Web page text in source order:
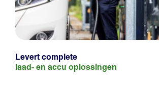
Levert complete
laad- en accu oplossingen